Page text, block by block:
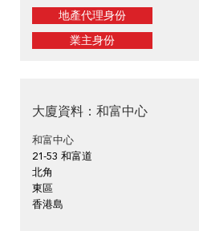
地產代理身份
業主身份
大廈資料：和富中心
和富中心
21-53 和富道
北角
東區
香港島